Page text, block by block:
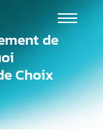
de
Choix